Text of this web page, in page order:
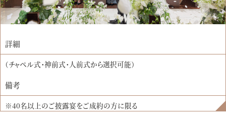
詳細
（チャペル式・神前式・人前式から選択可能）
備考
※40名以上のご披露宴をご成約の方に限る